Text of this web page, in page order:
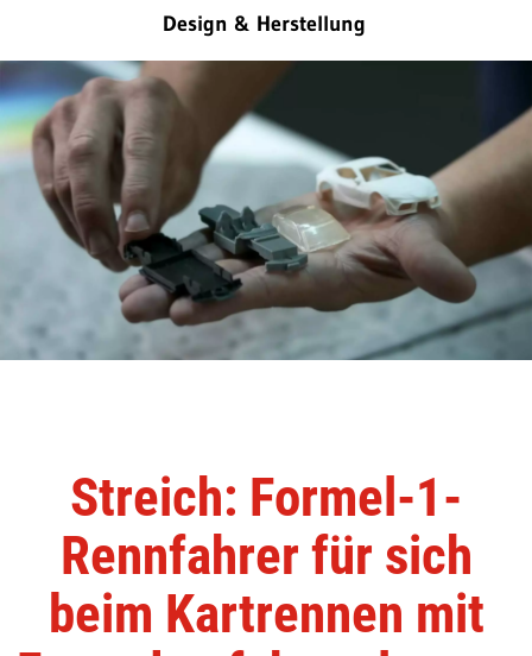
Design & Herstellung
Streich: Formel-1-
Rennfahrer für sich
beim Kartrennen mit